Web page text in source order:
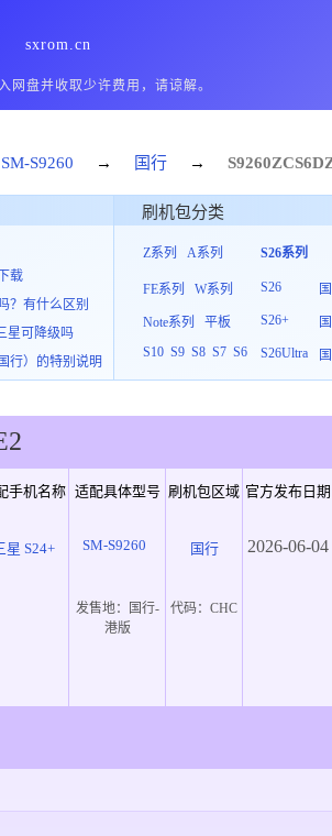
sxrom.cn
网盘并收取少许费用，请谅解。
SM-S9260 → 国行 → S9260ZCS6
载
？有什么区别
星可降级吗
行）的特别说明
刷机包分类
Z系列 A系列
FE系列 W系列
Note系列
平板
S10 S9 S8 S7 S6
S26系列
S26
S26+
S26Ultra
手机名称 适配具体型号 刷机包区域 官方发布日期
星 S24+ SM-S9260 国行 2026-06-04
发售地：
国行-
港版
代码：CHC